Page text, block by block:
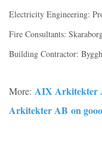
Electricity Engineering:
Fire Consultants:
Building Contractor:
More: AIX Arkitekter
Arkitekter AB on